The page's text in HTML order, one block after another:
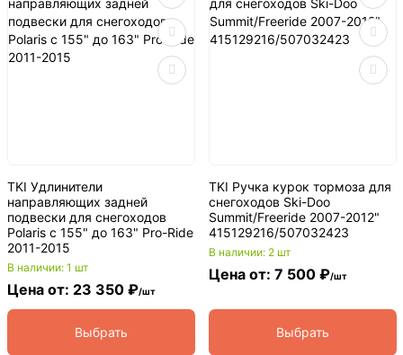
TKI Удлинители
направляющих задней
подвески для снегоходов
Polaris с 155" до 163" Pro-Ride
2011-2015
В наличии: 1 шт
Цена от: 23 350 ₽/шт
Выбрать
TKI Ручка курок тормоза для
снегоходов Ski-Doo
Summit/Freeride 2007-2012"
415129216/507032423
В наличии: 2 шт
Цена от: 7 500 ₽/шт
Выбрать